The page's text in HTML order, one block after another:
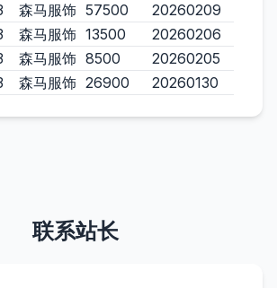
森马服饰 57500
20260209
森马服饰 13500
20260206
森马服饰 8500
20260205
森马服饰 26900 20260130
联系站长